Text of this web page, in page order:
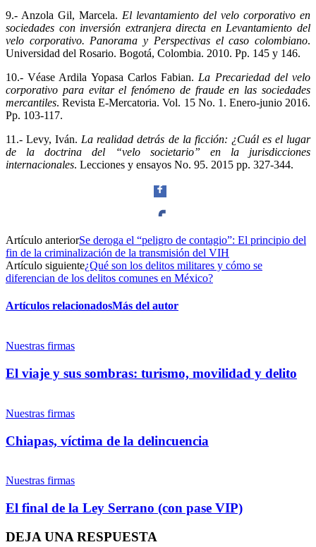
9.- Anzola Gil, Marcela. El levantamiento del velo corporativo en
sociedades con inversión extranjera directa en Levantamiento del
velo corporativo. Panorama y Perspectivas el caso colombiano.
Universidad del Rosario. Bogotá, Colombia. 2010. Pp. 145 y 146.
10.- Véase Ardila Yopasa Carlos Fabian. La Precariedad del velo
corporativo para evitar el fenómeno de fraude en las sociedades
mercantiles. Revista E-Mercatoria. Vol. 15 No. 1. Enero-junio 2016.
Pp. 103-117.
11.- Levy, Iván. La realidad detrás de la ficción: ¿Cuál es el lugar
de la doctrina del “velo societario” en la jurisdicciones
internacionales. Lecciones y ensayos No. 95. 2015 pp. 327-344.
Facebook
Linkedin
Artículo anteriorSe deroga el “peligro de contagio”: El principio del
fin de la criminalización de la transmisión del VIH
Artículo siguiente¿Qué son los delitos militares y cómo se
diferencian de los delitos comunes en México?
Artículos relacionadosMás del autor
Nuestras firmas
El viaje y sus sombras: turismo, movilidad y delito
Nuestras firmas
Chiapas, víctima de la delincuencia
Nuestras firmas
El final de la Ley Serrano (con pase VIP)
DEJA UNA RESPUESTA